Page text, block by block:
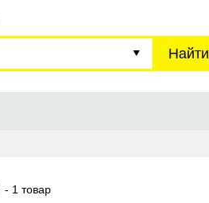
Найти
- 1 товар